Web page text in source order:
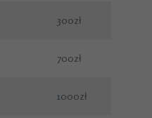
300zł
700zł
1000zł